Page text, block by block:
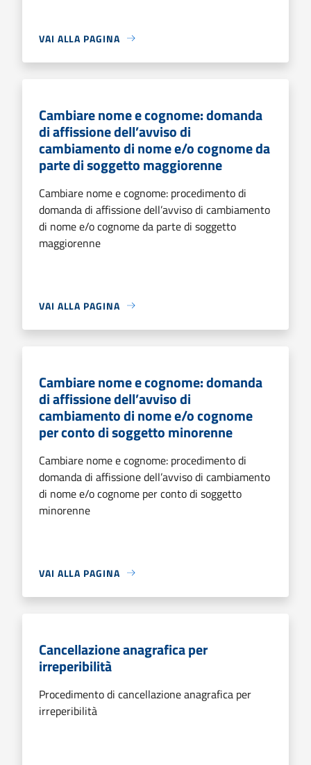
VAI ALLA PAGINA
Cambiare nome e cognome: domanda
di affissione dell’avviso di
cambiamento di nome e/o cognome da
parte di soggetto maggiorenne
Cambiare nome e cognome: procedimento di
domanda di affissione dell’avviso di cambiamento
di nome e/o cognome da parte di soggetto
maggiorenne
VAI ALLA PAGINA
Cambiare nome e cognome: domanda
di affissione dell’avviso di
cambiamento di nome e/o cognome
per conto di soggetto minorenne
Cambiare nome e cognome: procedimento di
domanda di affissione dell’avviso di cambiamento
di nome e/o cognome per conto di soggetto
minorenne
VAI ALLA PAGINA
Cancellazione anagrafica per
irreperibilità
Procedimento di cancellazione anagrafica per
irreperibilità